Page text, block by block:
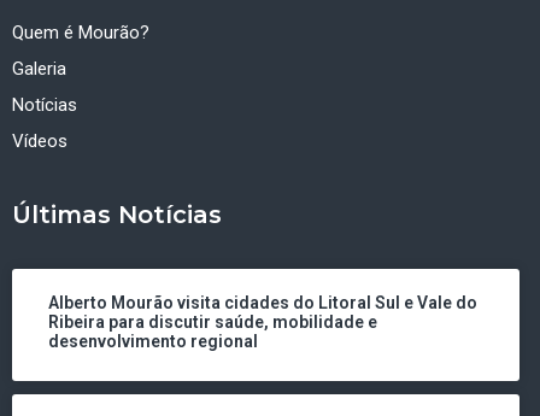
Quem é Mourão?
Galeria
Notícias
Vídeos
Últimas Notícias
Alberto Mourão visita cidades do Litoral Sul e Vale do
Ribeira para discutir saúde, mobilidade e
desenvolvimento regional